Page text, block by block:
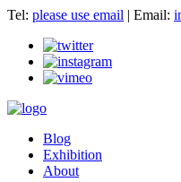
Tel: please use email | Email:
Blog
Exhibition
About